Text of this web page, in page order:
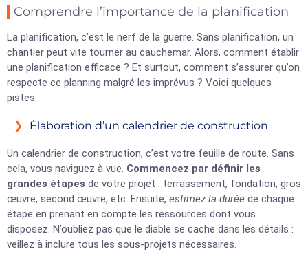
Comprendre l’importance de la planification
La planification, c’est le nerf de la guerre. Sans planification, un
chantier peut vite tourner au cauchemar. Alors, comment établir
une planification efficace ? Et surtout, comment s’assurer qu’on
respecte ce planning malgré les imprévus ? Voici quelques
pistes.
Élaboration d’un calendrier de construction
Un calendrier de construction, c’est votre feuille de route. Sans
cela, vous naviguez à vue. Commencez par définir les
grandes étapes de votre projet : terrassement, fondation, gros
œuvre, second œuvre, etc. Ensuite, estimez la durée de chaque
étape en prenant en compte les ressources dont vous
disposez. N’oubliez pas que le diable se cache dans les détails :
veillez à inclure tous les sous-projets nécessaires.